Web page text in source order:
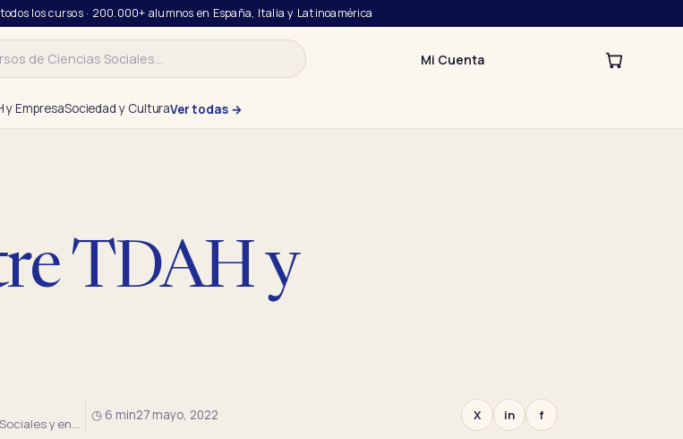
todos los cursos · 200.000+ alumnos en España, Italia y Latinoamérica
Mi Cuenta
y EmpresaSociedad y CulturaVer todas →
TDAH y
y en…
◷ 6 min27 mayo, 2022 X in f